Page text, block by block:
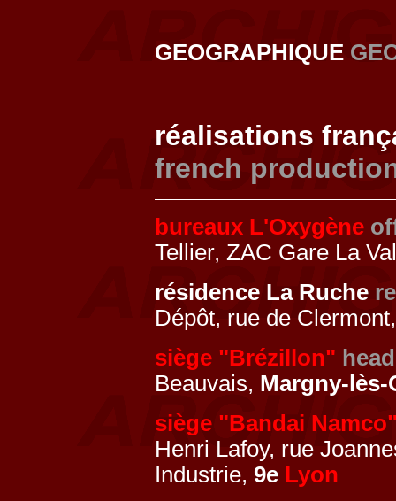
GEOGRAPHIQUE
réalisations
french
bureaux L'Oxygène
Tellier, ZAC Gare La
résidence La Ruche
Dépôt, rue de
siège "Brézillon"
Beauvais, Margny-lès-
siège "Bandai
Henri Lafoy, rue
Industrie, 9e Lyon